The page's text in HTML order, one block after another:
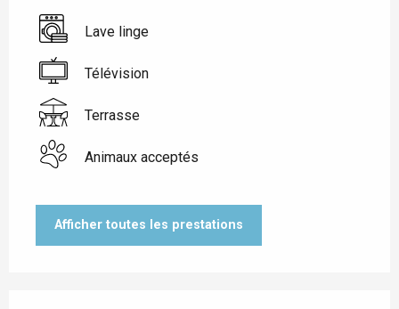
Lave linge
Télévision
Terrasse
Animaux acceptés
Afficher toutes les prestations